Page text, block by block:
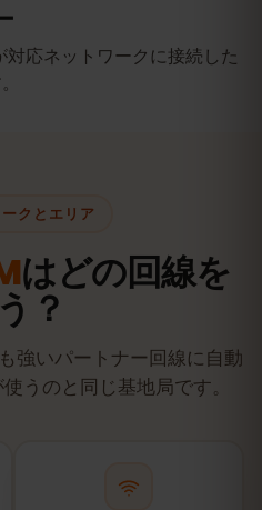
応ネットワークに接続した
クとエリア
はどの回線を
？
強いパートナー回線に自動
うのと同じ基地局です。